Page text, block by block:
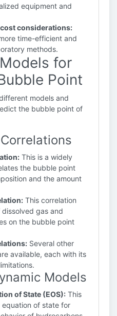
equipment and
considerations:
time-efficient and
methods.
for
Point
models and
the bubble point of
This is a widely
the bubble point
and the amount
This correlation
gas and
on the bubble point
Several other
available, each with its
Models
of State (EOS): This
equation of state for